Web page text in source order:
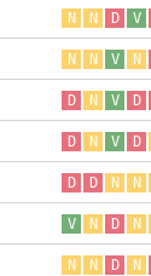
N N D V
N N V N
D N V D
D N V D
D D N N
V N D N
N N D N